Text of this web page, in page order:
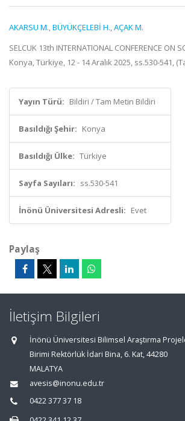
AKARSU M.,BÜYÜKÇELEBİ H.,AÇAK M.
SELCUK 13th INTERNATIONAL CONFERENCE ON
Konya, Türkiye, 12 - 14 Aralık 2025, ss.530-541,
Yayın Türü: Bildiri / Tam Metin Bildiri
Basıldığı Şehir: Konya
Basıldığı Ülke: Türkiye
Sayfa Sayıları: ss.530-541
İnönü Üniversitesi Adresli: Evet
Paylaş
İletişim Bilgileri
İnönü Üniversitesi Bilimsel Araştırma
Birimi Rektörlük İdari Bina, 6. Kat, 44280
MALATYA
avesis@inonu.edu.tr
0422 377 37 18